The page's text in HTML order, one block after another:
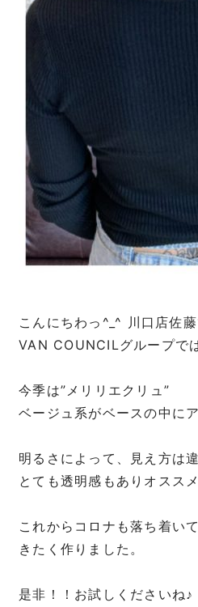
こんにちわっ^_^ 川口店佐藤
VAN COUNCILグループで
今季は”メリリエクリュ”
ベージュ系がベースの中に
明るさによって、見え方は
とても透明感もありオスス
これからコロナも落ち着い
きたく作りました。
是非！！お試しくださいね♪